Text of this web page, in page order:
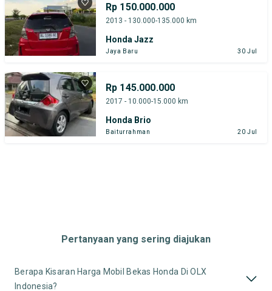
Rp 150.000.000
2013 - 130.000-135.000 km
Honda Jazz
Jaya Baru 30 Jul
Rp 145.000.000
2017 - 10.000-15.000 km
Honda Brio
Baiturrahman 20 Jul
Pertanyaan yang sering diajukan
Berapa Kisaran Harga Mobil Bekas Honda Di OLX
Indonesia?